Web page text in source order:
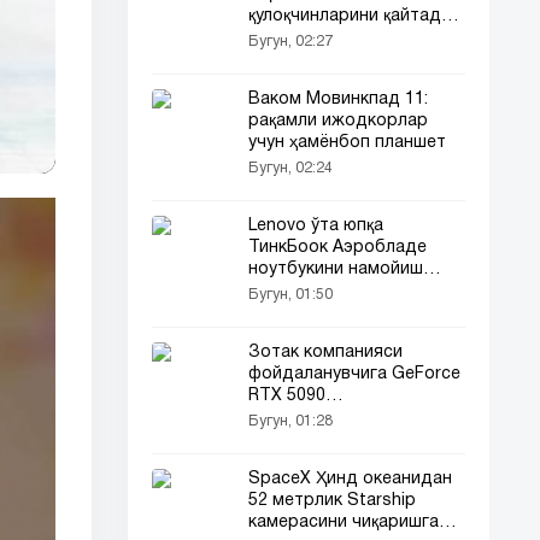
қулоқчинларини қайтадан
сотувга чиқармоқда
Бугун, 02:27
Ваком Мовинкпад 11:
рақамли ижодкорлар
учун ҳамёнбоп планшет
Бугун, 02:24
Lenovo ўта юпқа
ТинкБоок Аэробладе
ноутбукини намойиш
этишга ҳозирланмоқда
Бугун, 01:50
Зотак компанияси
фойдаланувчига GeForce
RTX 5090
видеокартасини совға
Бугун, 01:28
SpaceX Ҳинд океанидан
52 метрлик Starship
камерасини чиқаришга